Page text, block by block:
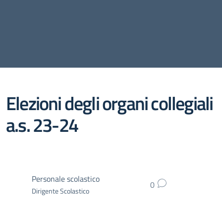
Elezioni degli organi collegiali
a.s. 23-24
Personale scolastico
Dirigente Scolastico 0